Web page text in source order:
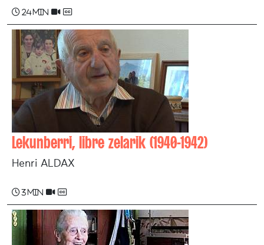
24 min
Lekunberri, libre zelarik (1940-1942)
Henri ALDAX
3 min